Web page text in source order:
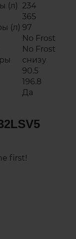
(л) 234
365
(л) 97
No Frost
No Frost
снизу
90.5
196.8
Да
first!